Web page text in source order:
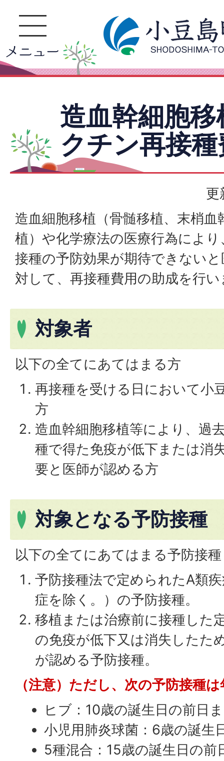
造血幹細胞
クチン再接
更
造血細胞移植（骨髄移植、末梢血
植）や化学療法の医療行為によ
接種の予防効果が期待できない
対して、再接種費用の助成を行
対象者
以下の全てにあてはまる方
再接種を受ける日において小
方
造血幹細胞移植等により、過
種で得た免疫が低下または消
要と医師が認める方
対象となる予防接種
以下の全てにあてはまる予防接種
予防接種法で定められたA類
症を除く。）の予防接種。
移植または治療前に接種した
の免疫が低下又は消失したた
が認める予防接種。
（注意）ただし、次の予防接種
ヒブ：10歳の誕生日の前日
小児用肺炎球菌：6歳の誕生
5種混合：15歳の誕生日の前